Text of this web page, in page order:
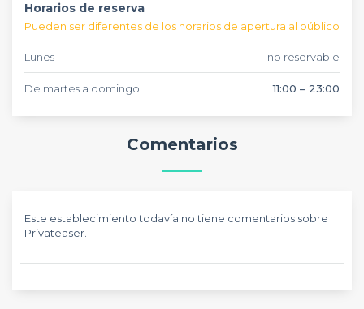
Horarios de reserva
Pueden ser diferentes de los horarios de apertura al público
Lunes no reservable
De martes a domingo 11:00 – 23:00
Comentarios
Este establecimiento todavía no tiene comentarios sobre
Privateaser.